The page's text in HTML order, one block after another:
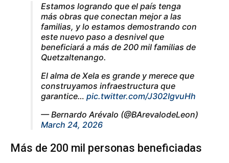
Estamos logrando que el país tenga
más obras que conectan mejor a las
familias, y lo estamos demostrando con
este nuevo paso a desnivel que
beneficiará a más de 200 mil familias de
Quetzaltenango.
El alma de Xela es grande y merece que
construyamos infraestructura que
garantice… pic.twitter.com/J302IgvuHh
— Bernardo Arévalo (@BArevalodeLeon)
March 24, 2026
Más de 200 mil personas beneficiadas